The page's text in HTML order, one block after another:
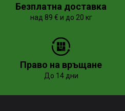
Безплатна доставка
над 89 € и до 20 кг
Право на връщане
До 14 дни